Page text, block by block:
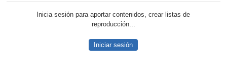
Inicia sesión para aportar contenidos, crear listas de
reproducción...
Iniciar sesión